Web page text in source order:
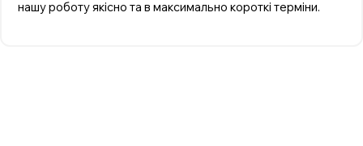
нашу роботу якісно та в максимально короткі терміни.